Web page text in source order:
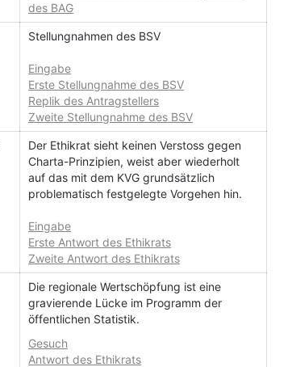
des BAG
Stellungnahmen des BSV
Eingabe
Erste Stellungnahme des BSV
Replik des Antragstellers
Zweite Stellungnahme des BSV
Der Ethikrat sieht keinen Verstoss gegen
Charta-Prinzipien, weist aber wiederholt
auf das mit dem KVG grundsätzlich
problematisch festgelegte Vorgehen hin.
Eingabe
Erste Antwort des Ethikrats
Zweite Antwort des Ethikrats
Die regionale Wertschöpfung ist eine
gravierende Lücke im Programm der
öffentlichen Statistik.
Gesuch
Antwort des Ethikrats